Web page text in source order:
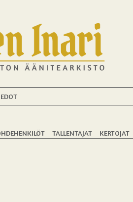
TALLENTAJAT KERTOJAT